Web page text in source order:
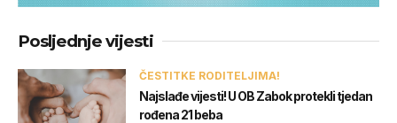
Posljednje vijesti
ČESTITKE RODITELJIMA!
Najslađe vijesti! U OB Zabok protekli tjedan
rođena 21 beba